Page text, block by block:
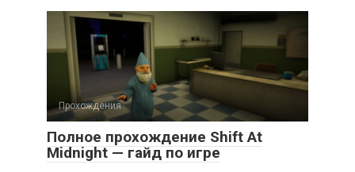
Прохождения
Полное прохождение Shift At
Midnight — гайд по игре